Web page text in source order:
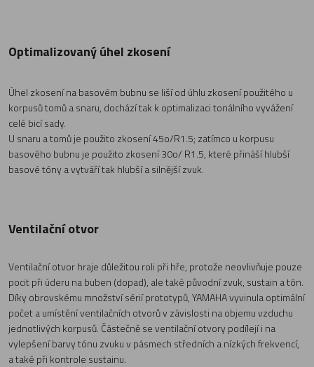
Optimalizovaný úhel zkosení
Úhel zkosení na basovém bubnu se liší od úhlu zkosení použitého u
korpusů tomů a snaru, dochází tak k optimalizaci tonálního vyvážení
celé bicí sady.
U snaru a tomů je použito zkosení 45o/R1.5; zatímco u korpusu
basového bubnu je použito zkosení 30o/ R1.5, které přináší hlubší
basové tóny a vytváří tak hlubší a silnější zvuk.
Ventilační otvor
Ventilační otvor hraje důležitou roli při hře, protože neovlivňuje pouze
pocit při úderu na buben (dopad), ale také původní zvuk, sustain a tón.
Díky obrovskému množství sérií prototypů, YAMAHA vyvinula optimální
počet a umístění ventilačních otvorů v závislosti na objemu vzduchu
jednotlivých korpusů. Částečně se ventilační otvory podílejí i na
vylepšení barvy tónu zvuku v pásmech středních a nízkých frekvencí,
a také při kontrole sustainu.